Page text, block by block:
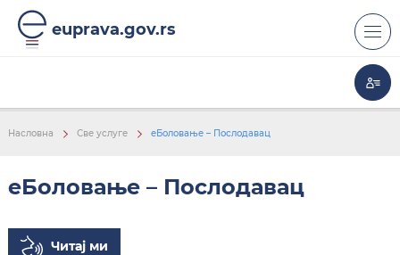
euprava.gov.rs
Насловна Све услуге еБоловање – Послодавац
КОРИСНИ ЛИНКОВИ
еБоловање – Послодавац
Читај ми